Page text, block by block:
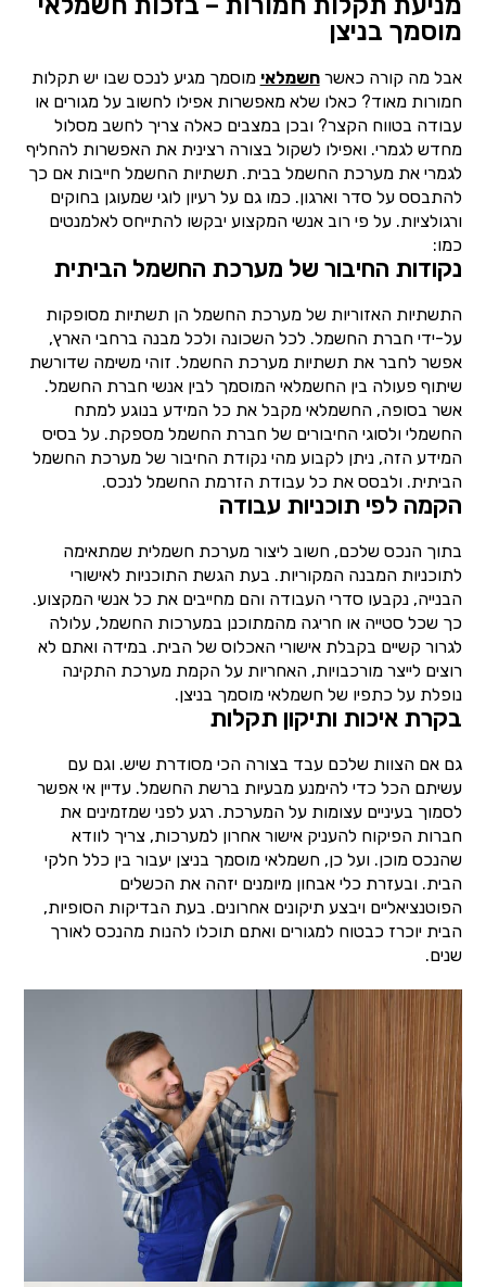
מוסמך בניצן
אבל מה קורה כאשרחשמלאי מוסמך מגיע לנכס שבו יש תקלות
חמורות מאוד? כאלו שלא מאפשרות אפילו לחשוב על מגורים או
עבודה בטווח הקצר? ובכן במצבים כאלה צריך לחשב מסלול
מחדש לגמרי. ואפילו לשקול בצורה רצינית את האפשרות להחליף
לגמרי את מערכת החשמל בבית. תשתיות החשמל חייבות אם כך
להתבסס על סדר וארגון. כמו גם על רעיון לוגי שמעוגן בחוקים
ורגולציות. על פי רוב אנשי המקצוע יבקשו להתייחס לאלמנטים
כמו:
נקודות החיבור של מערכת החשמל הביתית
התשתיות האזוריות של מערכת החשמל הן תשתיות מסופקות
על-ידי חברת החשמל. לכל השכונה ולכל מבנה ברחבי הארץ,
אפשר לחבר את תשתיות מערכת החשמל. זוהי משימה שדורשת
שיתוף פעולה בין החשמלאי המוסמך לבין אנשי חברת החשמל.
אשר בסופה, החשמלאי מקבל את כל המידע בנוגע למתח
החשמלי ולסוגי החיבורים של חברת החשמל מספקת. על בסיס
המידע הזה, ניתן לקבוע מהי נקודת החיבור של מערכת החשמל
הביתית. ולבסס את כל עבודת הזרמת החשמל לנכס.
הקמה לפי תוכניות עבודה
בתוך הנכס שלכם, חשוב ליצור מערכת חשמלית שמתאימה
לתוכניות המבנה המקוריות. בעת הגשת התוכניות לאישורי
הבנייה, נקבעו סדרי העבודה והם מחייבים את כל אנשי המקצוע.
כך שכל סטייה או חריגה מהמתוכנן במערכות החשמל, עלולה
לגרור קשיים בקבלת אישורי האכלוס של הבית. במידה ואתם לא
רוצים לייצר מורכבויות, האחריות על הקמת מערכת התקינה
נופלת על כתפיו של חשמלאי מוסמך בניצן.
בקרת איכות ותיקון תקלות
גם אם הצוות שלכם עבד בצורה הכי מסודרת שיש. וגם עם
עשיתם הכל כדי להימנע מבעיות ברשת החשמל. עדיין אי אפשר
לסמוך בעיניים עצומות על המערכת. רגע לפני שמזמינים את
חברות הפיקוח להעניק אישור אחרון למערכות, צריך לוודא
שהנכס מוכן. ועל כן, חשמלאי מוסמך בניצן יעבור בין כלל חלקי
הבית. ובעזרת כלי אבחון מיומנים יזהה את הכשלים
הפוטנציאליים ויבצע תיקונים אחרונים. בעת הבדיקות הסופיות,
הבית יוכרז כבטוח למגורים ואתם תוכלו להנות מהנכס לאורך
שנים.